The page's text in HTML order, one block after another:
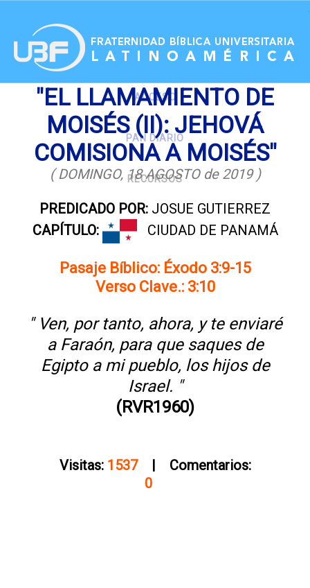
ACCESO
PAN DIARIO
RECURSOS
"EL LLAMAMIENTO DE
MOISÉS (II): JEHOVÁ
COMISIONA A MOISÉS"
( DOMINGO, 18 AGOSTO de 2019 )
PREDICADO POR: JOSUE GUTIERREZ
CAPÍTULO:
CIUDAD DE PANAMÁ
Pasaje Bíblico: Éxodo 3:9-15
Verso Clave.: 3:10
" Ven, por tanto, ahora, y te enviaré
a Faraón, para que saques de
Egipto a mi pueblo, los hijos de
Israel. "
(RVR1960)
Visitas:1537
| Comentarios:
0